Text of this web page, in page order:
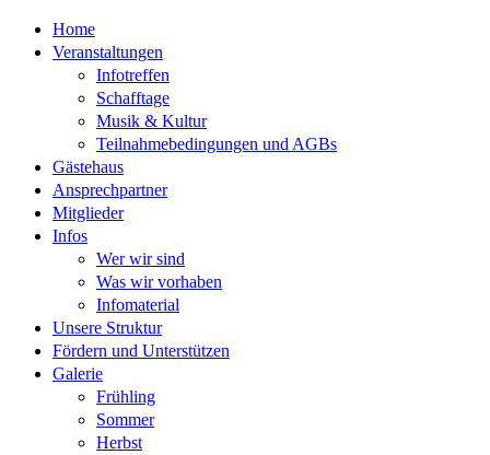
Home
Veranstaltungen
Infotreffen
Schafftage
Musik & Kultur
Teilnahmebedingungen und AGBs
Gästehaus
Ansprechpartner
Mitglieder
Infos
Wer wir sind
Was wir vorhaben
Infomaterial
Unsere Struktur
Fördern und Unterstützen
Galerie
Frühling
Sommer
Herbst